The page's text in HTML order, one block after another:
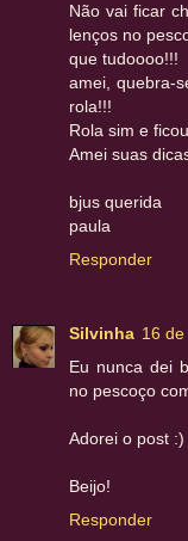
Não vai ficar
lenços no
que tudoooo!!!
amei, quebra-
rola!!!
Rola sim e
Amei suas
bjus querida
paula
Responder
Silvinha 16
Eu nunca dei
no pescoço
Adorei o post :)
Beijo!
Responder